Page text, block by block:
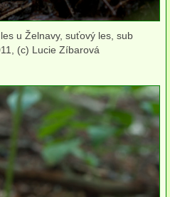
u Želnavy, suťový les, sub
(c) Lucie Zíbarová